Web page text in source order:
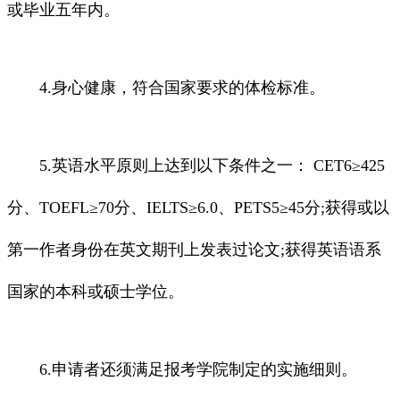
或毕业五年内。
4.身心健康，符合国家要求的体检标准。
5.英语水平原则上达到以下条件之一： CET6≥425
分、TOEFL≥70分、IELTS≥6.0、PETS5≥45分;获得或以
第一作者身份在英文期刊上发表过论文;获得英语语系
国家的本科或硕士学位。
6.申请者还须满足报考学院制定的实施细则。